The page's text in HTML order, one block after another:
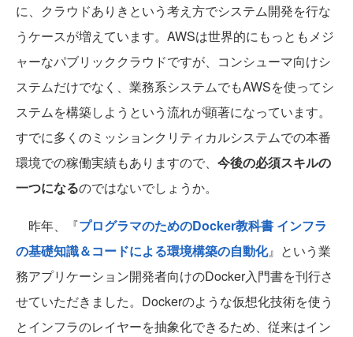
に、クラウドありきという考え方でシステム開発を行な
うケースが増えています。AWSは世界的にもっともメジ
ャーなパブリッククラウドですが、コンシューマ向けシ
ステムだけでなく、業務系システムでもAWSを使ってシ
ステムを構築しようという流れが顕著になっています。
すでに多くのミッションクリティカルシステムでの本番
環境での稼働実績もありますので、 今後の必須スキルの
一つになるのではないでしょうか。
昨年、『プログラマのためのDocker教科書 インフラ
の基礎知識＆コードによる環境構築の自動化』という業
務アプリケーション開発者向けのDocker入門書を刊行さ
せていただきました。Dockerのような仮想化技術を使う
とインフラのレイヤーを抽象化できるため、従来はイン